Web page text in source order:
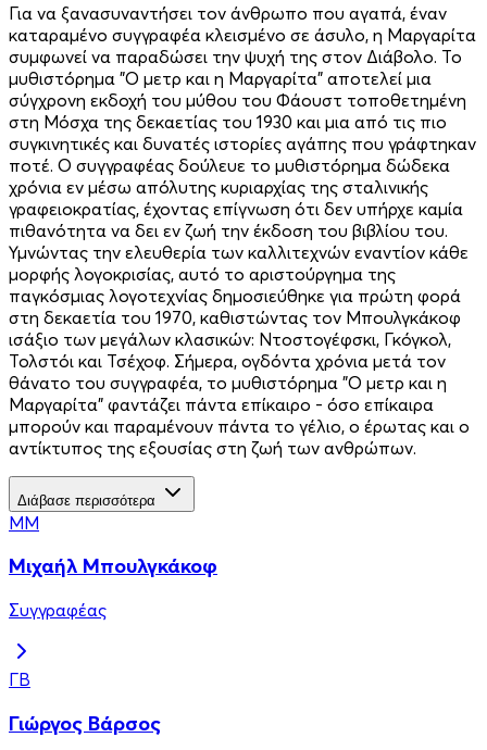
Για να ξανασυναντήσει τον άνθρωπο που αγαπά, έναν
καταραμένο συγγραφέα κλεισμένο σε άσυλο, η Μαργαρίτα
συμφωνεί να παραδώσει την ψυχή της στον Διάβολο. Το
μυθιστόρημα "Ο μετρ και η Μαργαρίτα" αποτελεί μια
σύγχρονη εκδοχή του μύθου του Φάουστ τοποθετημένη
στη Μόσχα της δεκαετίας του 1930 και μια από τις πιο
συγκινητικές και δυνατές ιστορίες αγάπης που γράφτηκαν
ποτέ. Ο συγγραφέας δούλευε το μυθιστόρημα δώδεκα
χρόνια εν μέσω απόλυτης κυριαρχίας της σταλινικής
γραφειοκρατίας, έχοντας επίγνωση ότι δεν υπήρχε καμία
πιθανότητα να δει εν ζωή την έκδοση του βιβλίου του.
Υμνώντας την ελευθερία των καλλιτεχνών εναντίον κάθε
μορφής λογοκρισίας, αυτό το αριστούργημα της
παγκόσμιας λογοτεχνίας δημοσιεύθηκε για πρώτη φορά
στη δεκαετία του 1970, καθιστώντας τον Μπουλγκάκοφ
ισάξιο των μεγάλων κλασικών: Ντοστογέφσκι, Γκόγκολ,
Τολστόι και Τσέχοφ. Σήμερα, ογδόντα χρόνια μετά τον
θάνατο του συγγραφέα, το μυθιστόρημα "Ο μετρ και η
Μαργαρίτα" φαντάζει πάντα επίκαιρο - όσο επίκαιρα
μπορούν και παραμένουν πάντα το γέλιο, ο έρωτας και ο
αντίκτυπος της εξουσίας στη ζωή των ανθρώπων.
Διάβασε περισσότερα
ΜΜ
Μιχαήλ Μπουλγκάκοφ
Συγγραφέας
ΓΒ
Γιώργος Βάρσος